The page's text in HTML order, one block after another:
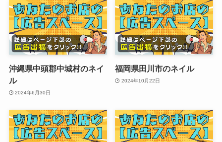
沖縄県中頭郡中城村のネイ
ル
2024年6月30日
福岡県田川市のネイル
2024年10月22日